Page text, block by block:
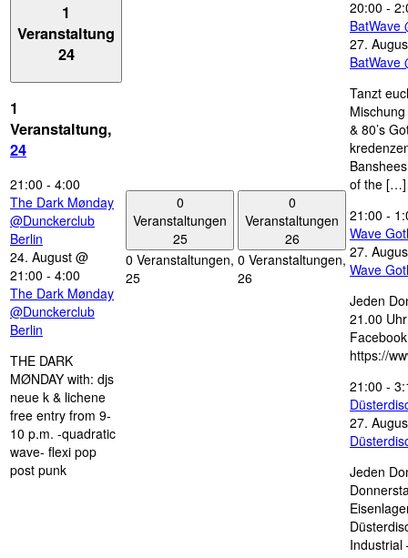
1
Veranstaltung
24
1
Veranstaltung,
24
21:00 - 4:00
The Dark Mønday
@Dunckerclub
Berlin
24. August @
21:00 - 4:00
The Dark Mønday
@Dunckerclub
Berlin
THE DARK
MØNDAY with: djs
neue k & lichene
free entry from 9-
10 p.m. -quadratic
wave- flexi pop
post punk
0
Veranstaltungen
25
0 Veranstaltungen,
25
0
Veranstaltungen
26
0 Veranstaltungen,
26
20:00 -
BatWave
27.
BatWave
Tanzt
& 80’s
of the […]
21:00 -
Wave
27.
Wave
Jeden
21.00
https://
21:00 -
27.
Jeden
Industrial